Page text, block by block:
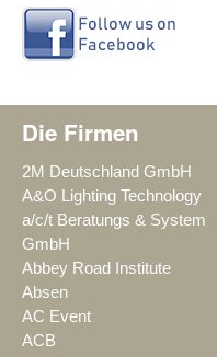
Die Firmen
2M Deutschland GmbH
A&O Lighting Technology
a/c/t Beratungs & System
GmbH
Abbey Road Institute
Absen
AC Event
ACB